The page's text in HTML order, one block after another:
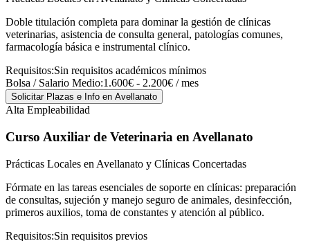
Doble titulación completa para dominar la gestión de clínicas
veterinarias, asistencia de consulta general, patologías comunes,
farmacología básica e instrumental clínico.
Requisitos:Sin requisitos académicos mínimos
Bolsa / Salario Medio:1.600€ - 2.200€ / mes
Solicitar Plazas e Info en Avellanato
Alta Empleabilidad
Curso Auxiliar de Veterinaria en Avellanato
Prácticas Locales en Avellanato y Clínicas Concertadas
Fórmate en las tareas esenciales de soporte en clínicas: preparación
de consultas, sujeción y manejo seguro de animales, desinfección,
primeros auxilios, toma de constantes y atención al público.
Requisitos:Sin requisitos previos